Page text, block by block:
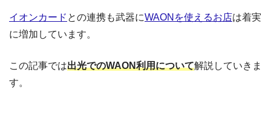
イオンカード との連携も武器にWAONを使えるお店は着実
に増加しています。
この記事では出光でのWAON利用について解説していきま
す。